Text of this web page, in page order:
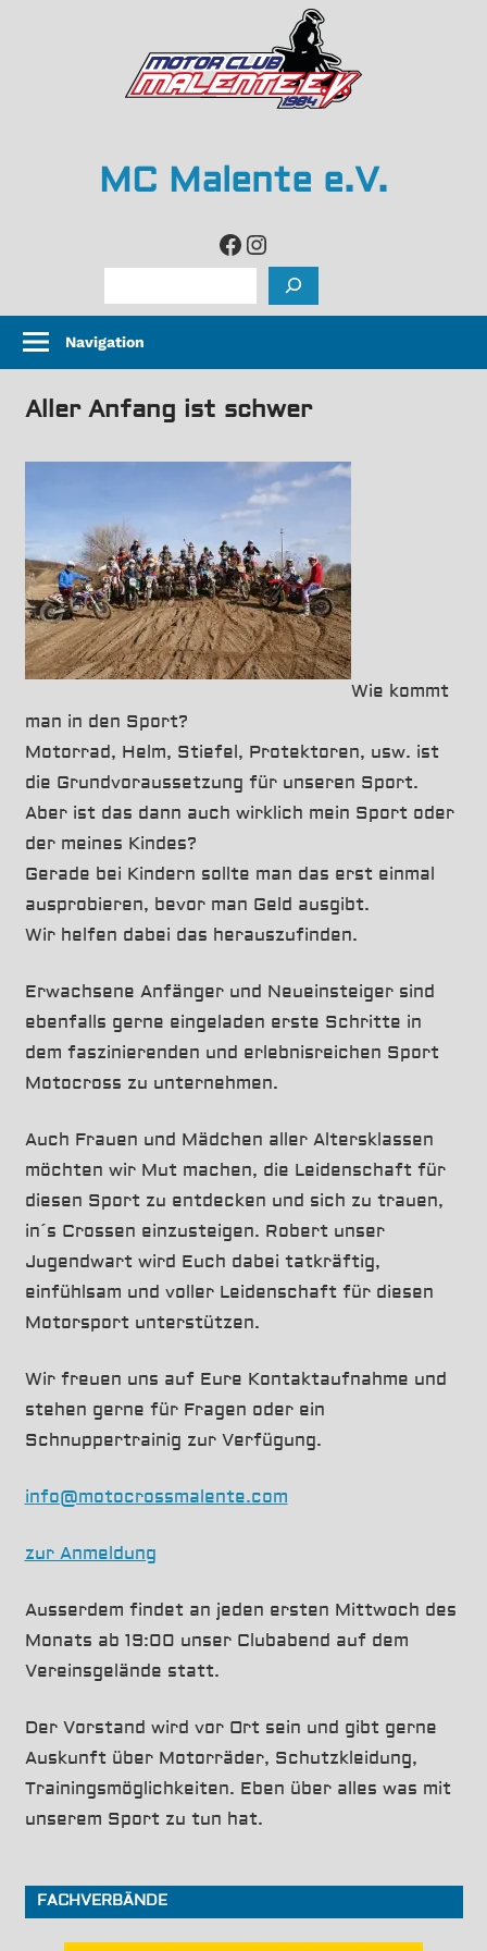
MC Malente e.V.
short,
so
it
rip
Facebook
Instagram
Navigation
Aller Anfang ist schwer
Wie kommt
man in den Sport?
Motorrad, Helm, Stiefel, Protektoren, usw. ist
die Grundvoraussetzung für unseren Sport.
Aber ist das dann auch wirklich mein Sport oder
der meines Kindes?
Gerade bei Kindern sollte man das erst einmal
ausprobieren, bevor man Geld ausgibt.
Wir helfen dabei das herauszufinden.
Erwachsene Anfänger und Neueinsteiger sind
ebenfalls gerne eingeladen erste Schritte in
dem faszinierenden und erlebnisreichen Sport
Motocross zu unternehmen.
Auch Frauen und Mädchen aller Altersklassen
möchten wir Mut machen, die Leidenschaft für
diesen Sport zu entdecken und sich zu trauen,
in´s Crossen einzusteigen. Robert unser
Jugendwart wird Euch dabei tatkräftig,
einfühlsam und voller Leidenschaft für diesen
Motorsport unterstützen.
Wir freuen uns auf Eure Kontaktaufnahme und
stehen gerne für Fragen oder ein
Schnuppertrainig zur Verfügung.
info@motocrossmalente.com
zur Anmeldung
Ausserdem findet an jeden ersten Mittwoch des
Monats ab 19:00 unser Clubabend auf dem
Vereinsgelände statt.
Der Vorstand wird vor Ort sein und gibt gerne
Auskunft über Motorräder, Schutzkleidung,
Trainingsmöglichkeiten. Eben über alles was mit
unserem Sport zu tun hat.
FACHVERBÄNDE